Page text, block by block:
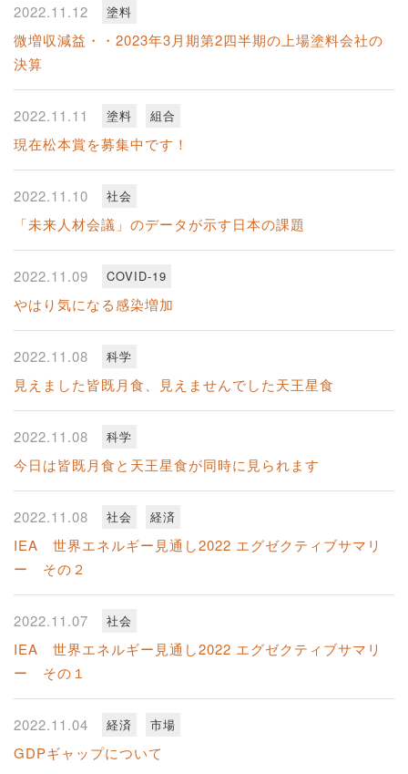
2022.11.12 塗料
微増収減益・・2023年3月期第2四半期の上場塗料会社の
決算
2022.11.11 塗料 組合
現在松本賞を募集中です！
2022.11.10 社会
「未来人材会議」のデータが示す日本の課題
2022.11.09 COVID-19
やはり気になる感染増加
2022.11.08 科学
見えました皆既月食、見えませんでした天王星食
2022.11.08 科学
今日は皆既月食と天王星食が同時に見られます
2022.11.08 社会 経済
IEA 世界エネルギー見通し2022 エグゼクティブサマリ
ー その２
2022.11.07 社会
IEA 世界エネルギー見通し2022 エグゼクティブサマリ
ー その１
2022.11.04 経済 市場
GDPギャップについて